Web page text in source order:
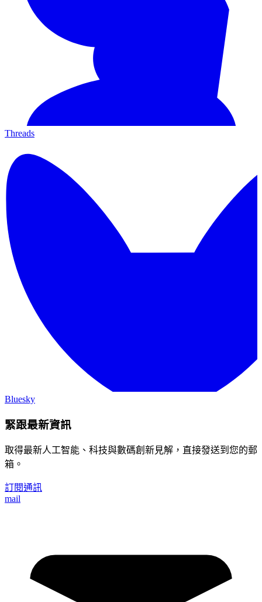
Threads
Bluesky
緊跟最新資訊
取得最新人工智能、科技與數碼創新見解，直接發送到您的郵
箱。
訂閱通訊
mail